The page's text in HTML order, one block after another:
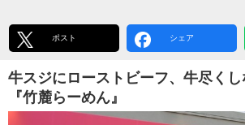
ポスト シェア
牛スジにローストビーフ、牛尽く
『竹麓らーめん』